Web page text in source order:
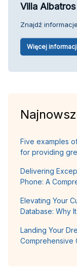
Villa Albatros
Znajdź
Więcej
Five examples
for providing
Delivering
Phone: A
Elevating Your
Database: Why
Landing Your
Comprehensive